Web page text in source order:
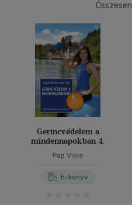
14 - 18 év(2)
mind(3)
Gyermek és ifjúsági
Felnőtt (1233)
Magyar(1351)
Összesen
Gerincvédelem a
mindennapokban 4.
Pap Viola
E-könyv